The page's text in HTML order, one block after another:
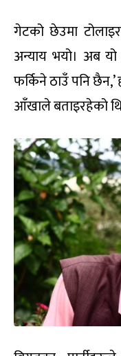
गेटको छेउमा
अन्याय भयो। अब
फर्किने ठाउँ पनि
आँखाले बताइरहेको